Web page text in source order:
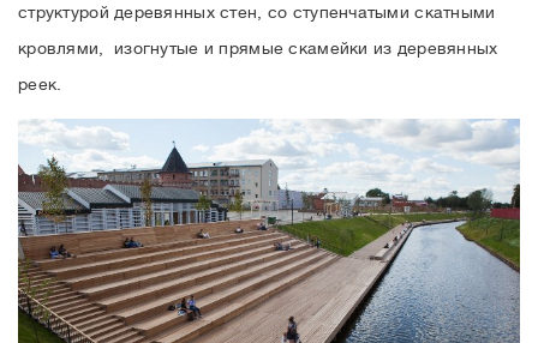
структурой деревянных стен, со ступенчатыми скатными
кровлями, изогнутые и прямые скамейки из деревянных
реек.